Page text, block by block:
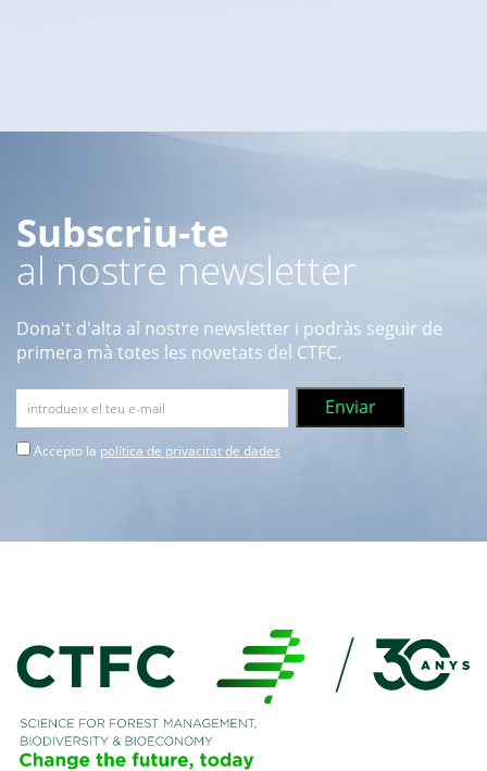
Subscriu-te
al nostre newsletter
Dona't d'alta al nostre newsletter i podràs seguir de
primera mà totes les novetats del CTFC.
Accepto la política de privacitat de dades